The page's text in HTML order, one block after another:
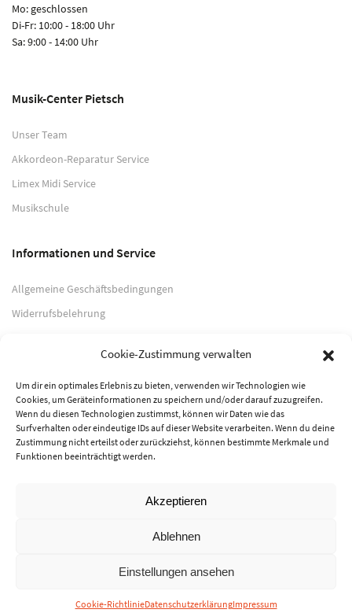
Cookie-Zustimmung verwalten
Um dir ein optimales Erlebnis zu bieten, verwenden wir Technologien wie
Cookies, um Geräteinformationen zu speichern und/oder darauf zuzugreifen.
Wenn du diesen Technologien zustimmst, können wir Daten wie das
Surfverhalten oder eindeutige IDs auf dieser Website verarbeiten. Wenn du deine
Zustimmung nicht erteilst oder zurückziehst, können bestimmte Merkmale und
Funktionen beeinträchtigt werden.
Akzeptieren
Ablehnen
Einstellungen ansehen
Cookie-RichtlinieDatenschutzerklärungImpressum
Mo: geschlossen
Di-Fr: 10:00 - 18:00 Uhr
Sa: 9:00 - 14:00 Uhr
Musik-Center Pietsch
Unser Team
Akkordeon-Reparatur Service
Limex Midi Service
Musikschule
Informationen und Service
Allgemeine Geschäftsbedingungen
Widerrufsbelehrung
Datenschutzerklärung
Zahlungsarten
PayPal